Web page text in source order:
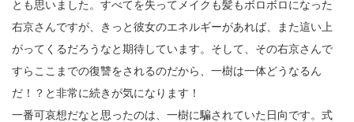
とも思いました。すべてを失ってメイクも髪もボロボロになった
右京さんですが、きっと彼女のエネルギーがあれば、また這い上
がってくるだろうなと期待しています。そして、その右京さんで
すらここまでの復讐をされるのだから、一樹は一体どうなるん
だ！？と非常に続きが気になります！
一番可哀想だなと思ったのは、一樹に騙されていた日向です。式